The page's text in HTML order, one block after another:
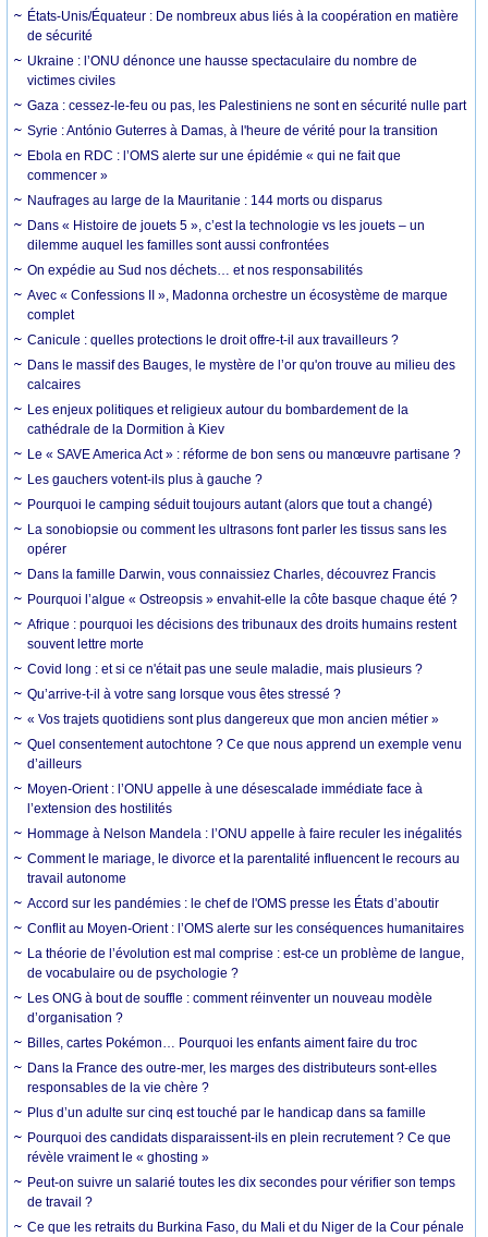
États-Unis/Équateur : De nombreux abus liés à la coopération en matière
de sécurité
Ukraine : l’ONU dénonce une hausse spectaculaire du nombre de
victimes civiles
Gaza : cessez-le-feu ou pas, les Palestiniens ne sont en sécurité nulle part
Syrie : António Guterres à Damas, à l'heure de vérité pour la transition
Ebola en RDC : l’OMS alerte sur une épidémie « qui ne fait que
commencer »
Naufrages au large de la Mauritanie : 144 morts ou disparus
Dans « Histoire de jouets 5 », c’est la technologie vs les jouets – un
dilemme auquel les familles sont aussi confrontées
On expédie au Sud nos déchets… et nos responsabilités
Avec « Confessions II », Madonna orchestre un écosystème de marque
complet
Canicule : quelles protections le droit offre-t-il aux travailleurs ?
Dans le massif des Bauges, le mystère de l’or qu'on trouve au milieu des
calcaires
Les enjeux politiques et religieux autour du bombardement de la
cathédrale de la Dormition à Kiev
Le « SAVE America Act » : réforme de bon sens ou manœuvre partisane ?
Les gauchers votent-ils plus à gauche ?
Pourquoi le camping séduit toujours autant (alors que tout a changé)
La sonobiopsie ou comment les ultrasons font parler les tissus sans les
opérer
Dans la famille Darwin, vous connaissiez Charles, découvrez Francis
Pourquoi l’algue « Ostreopsis » envahit-elle la côte basque chaque été ?
Afrique : pourquoi les décisions des tribunaux des droits humains restent
souvent lettre morte
Covid long : et si ce n'était pas une seule maladie, mais plusieurs ?
Qu’arrive-t-il à votre sang lorsque vous êtes stressé ?
« Vos trajets quotidiens sont plus dangereux que mon ancien métier »
Quel consentement autochtone ? Ce que nous apprend un exemple venu
d’ailleurs
Moyen-Orient : l’ONU appelle à une désescalade immédiate face à
l’extension des hostilités
Hommage à Nelson Mandela : l’ONU appelle à faire reculer les inégalités
Comment le mariage, le divorce et la parentalité influencent le recours au
travail autonome
Accord sur les pandémies : le chef de l'OMS presse les États d’aboutir
Conflit au Moyen-Orient : l’OMS alerte sur les conséquences humanitaires
La théorie de l’évolution est mal comprise : est-ce un problème de langue,
de vocabulaire ou de psychologie ?
Les ONG à bout de souffle : comment réinventer un nouveau modèle
d’organisation ?
Billes, cartes Pokémon… Pourquoi les enfants aiment faire du troc
Dans la France des outre-mer, les marges des distributeurs sont-elles
responsables de la vie chère ?
Plus d’un adulte sur cinq est touché par le handicap dans sa famille
Pourquoi des candidats disparaissent-ils en plein recrutement ? Ce que
révèle vraiment le « ghosting »
Peut-on suivre un salarié toutes les dix secondes pour vérifier son temps
de travail ?
Ce que les retraits du Burkina Faso, du Mali et du Niger de la Cour pénale